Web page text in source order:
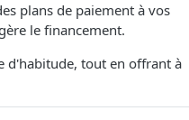
plans de paiement à vos
le financement.
d'habitude, tout en offrant à